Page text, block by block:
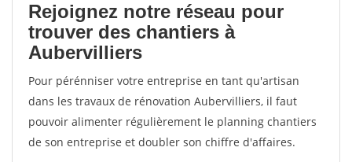
Rejoignez notre réseau pour
trouver des chantiers à
Aubervilliers
Pour pérénniser votre entreprise en tant qu'artisan
dans les travaux de rénovation Aubervilliers, il faut
pouvoir alimenter régulièrement le planning chantiers
de son entreprise et doubler son chiffre d'affaires.